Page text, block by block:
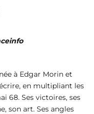
à Edgar Morin et
en multipliant les
68. Ses victoires, ses
son art. Ses angles